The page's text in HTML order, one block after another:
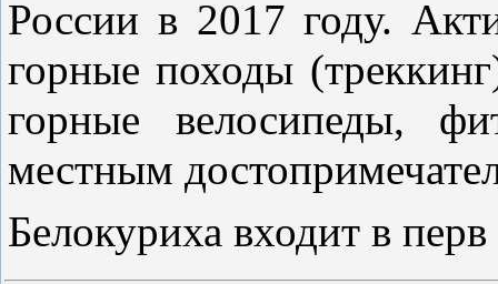
России в 2017 году.
горные походы
горные велосипеды,
местным
Белокуриха входит в перв